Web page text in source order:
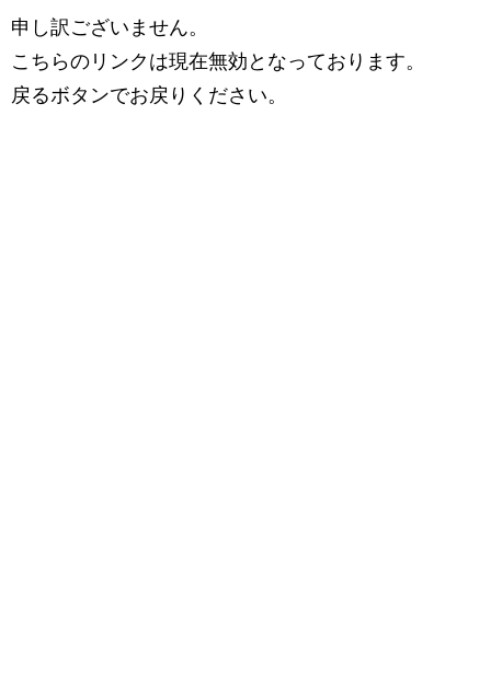
申し訳ございません。
こちらのリンクは現在無効となっております。
戻るボタンでお戻りください。